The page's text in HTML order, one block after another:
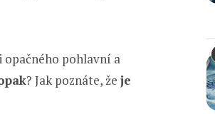
opačného pohlavní a
? Jak poznáte, že je